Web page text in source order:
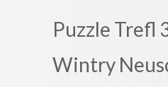
Puzzle Trefl
Wintry